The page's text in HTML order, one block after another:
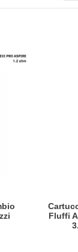
Fluffi